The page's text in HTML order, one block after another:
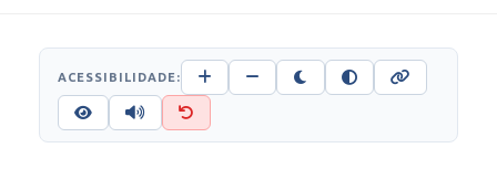
ACESSIBILIDADE: